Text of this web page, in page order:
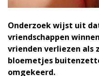
Onderzoek wijst uit
vriendschappen
vrienden verliezen als
bloemetjes
omgekeerd.